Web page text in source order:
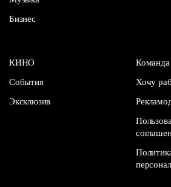
Бизнес
КИНО
События
Эксклюзив
Команда
Хочу